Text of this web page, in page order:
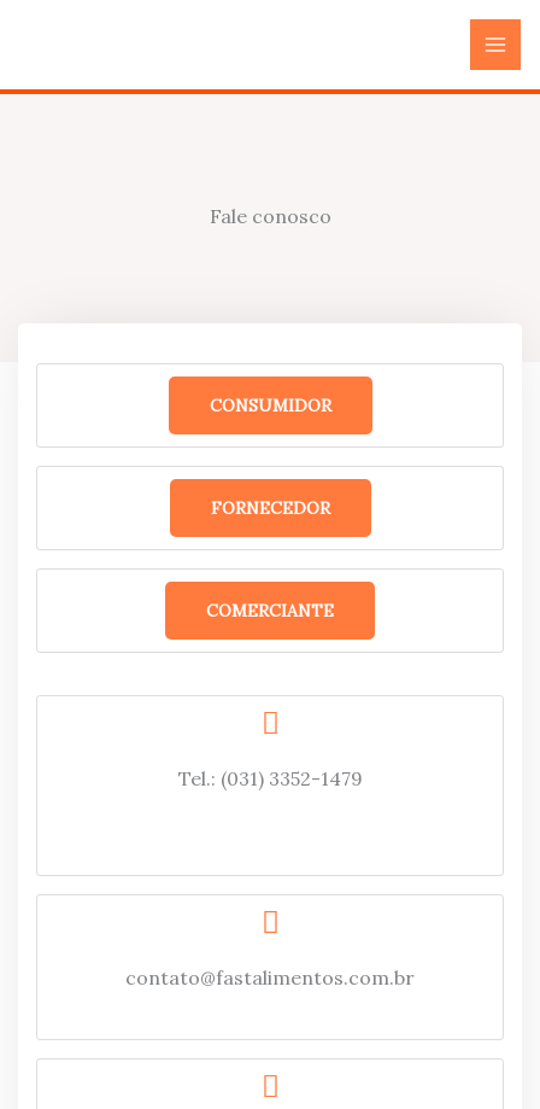
content
Fale conosco
CONSUMIDOR
FORNECEDOR
COMERCIANTE
Tel.: (031) 3352-1479
contato@fastalimentos.com.br